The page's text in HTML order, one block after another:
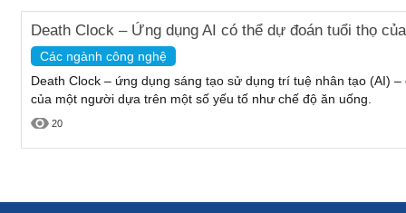
Death Clock – Ứng dụng AI có thể dự đoán tuổi thọ
Các ngành công nghệ
Death Clock – ứng dụng sáng tạo sử dụng trí tuệ nhân tạo (AI)
của một người dựa trên một số yếu tố như chế độ ăn uống.
20